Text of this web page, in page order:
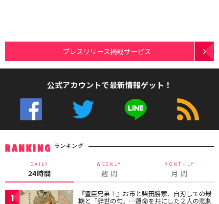
プレスリリース掲載サービス
公式アカウントで最新情報ゲット！
RANKING ランキング
DAILY
24時間
WEEKLY
週 間
MONTHLY
月 間
1 『豊臣兄弟！』お市と柴田勝家、自刃しての最
期と「辞世の句」…運命を共にした２人の悲劇